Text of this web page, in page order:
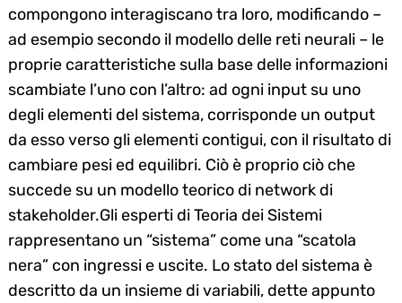
compongono interagiscano tra loro, modificando –
ad esempio secondo il modello delle reti neurali – le
proprie caratteristiche sulla base delle informazioni
scambiate l’uno con l’altro: ad ogni input su uno
degli elementi del sistema, corrisponde un output
da esso verso gli elementi contigui, con il risultato di
cambiare pesi ed equilibri. Ciò è proprio ciò che
succede su un modello teorico di network di
stakeholder.Gli esperti di Teoria dei Sistemi
rappresentano un “sistema” come una “scatola
nera” con ingressi e uscite. Lo stato del sistema è
descritto da un insieme di variabili, dette appunto